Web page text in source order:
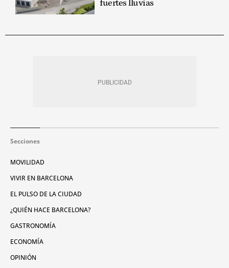
fuertes lluvias
Secciones
MOVILIDAD
VIVIR EN BARCELONA
EL PULSO DE LA CIUDAD
¿QUIÉN HACE BARCELONA?
GASTRONOMÍA
ECONOMÍA
OPINIÓN